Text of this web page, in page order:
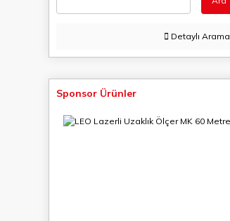
Detaylı Arama
Sponsor Ürünler